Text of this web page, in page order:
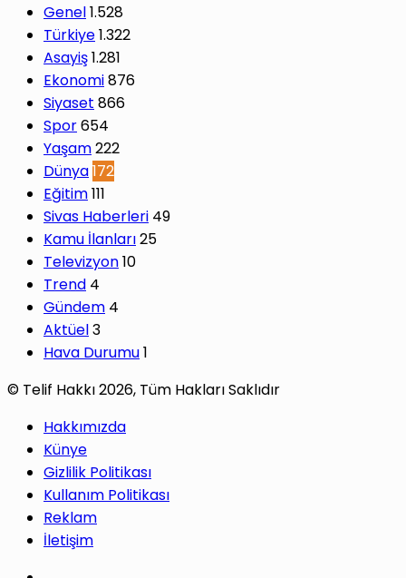
Genel1.528
Türkiye1.322
Asayiş1.281
Ekonomi876
Siyaset 866
Spor654
Yaşam222
Dünya172
Eğitim111
Sivas Haberleri 49
Kamu İlanları25
Televizyon10
Trend 4
Gündem 4
Aktüel3
Hava Durumu1
© Telif Hakkı 2026, Tüm Hakları Saklıdır
Hakkımızda
Künye
Gizlilik Politikası
Kullanım Politikası
Reklam
İletişim